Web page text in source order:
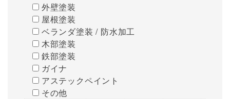
外壁塗装
屋根塗装
ベランダ塗装 / 防水加工
木部塗装
鉄部塗装
ガイナ
アステックペイント
その他